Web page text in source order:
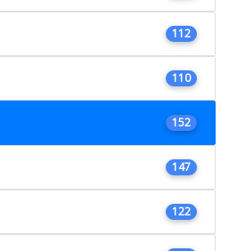
112
110
152
147
122